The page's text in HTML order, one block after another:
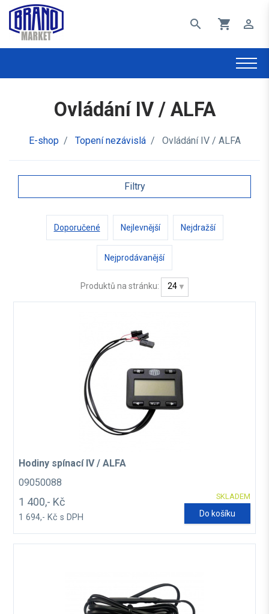
search shopping_cart perm_identity
Ovládání IV / ALFA
E-shop / Topení nezávislá / Ovládání IV / ALFA
Filtry
Doporučené Nejlevnější Nejdražší
Nejprodávanější
Produktů na stránku: 24
Hodiny spínací IV / ALFA
09050088
SKLADEM
1 400,- Kč
1 694,- Kč s DPH Do košíku